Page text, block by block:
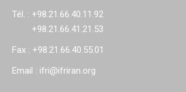
Tél. : +98.21.66.40.11.92
+98.21.66.41.21.53
Fax : +98.21.66.40.55.01
Email : ifri@ifriran.org